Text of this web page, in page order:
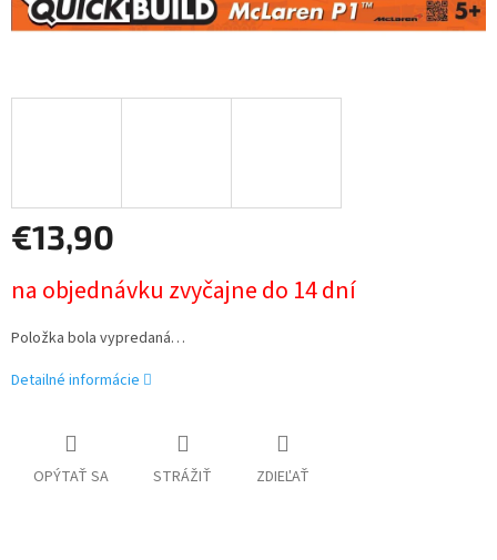
€13,90
cena:
na objednávku zvyčajne do 14 dní
Položka bola vypredaná…
Detailné informácie
OPÝTAŤ SA STRÁŽIŤ ZDIEĽAŤ